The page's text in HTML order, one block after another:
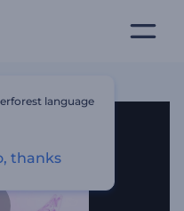
language
thanks